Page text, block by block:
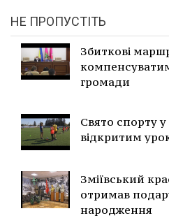
НЕ ПРОПУСТІТЬ
Збиткові
громади
Свято спорту у
відкритим
Зміївський
отримав
народження